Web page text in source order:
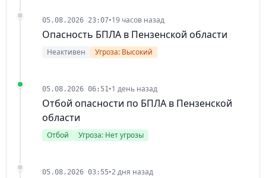
05.08.2026 23:07•19 часов назад
Опасность БПЛА в Пензенской области
Неактивен Угроза: Высокий
05.08.2026 06:51•1 день назад
Отбой опасности по БПЛА в Пензенской
области
Отбой Угроза: Нет угрозы
05.08.2026 03:55•2 дня назад